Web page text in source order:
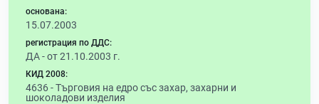
основана:
15.07.2003
регистрация по ДДС:
ДА - от 21.10.2003 г.
КИД 2008:
4636 -Търговия на едро със захар, захарни и
шоколадови изделия